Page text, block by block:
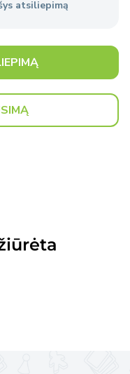
sąlygas.
atsiliepimą